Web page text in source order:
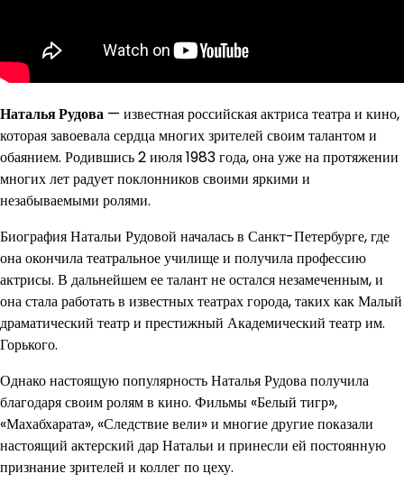
Наталья Рудова — известная российская актриса театра и кино,
которая завоевала сердца многих зрителей своим талантом и
обаянием. Родившись 2 июля 1983 года, она уже на протяжении
многих лет радует поклонников своими яркими и
незабываемыми ролями.
Биография Натальи Рудовой началась в Санкт-Петербурге, где
она окончила театральное училище и получила профессию
актрисы. В дальнейшем ее талант не остался незамеченным, и
она стала работать в известных театрах города, таких как Малый
драматический театр и престижный Академический театр им.
Горького.
Однако настоящую популярность Наталья Рудова получила
благодаря своим ролям в кино. Фильмы «Белый тигр»,
«Махабхарата», «Следствие вели» и многие другие показали
настоящий актерский дар Натальи и принесли ей постоянную
признание зрителей и коллег по цеху.